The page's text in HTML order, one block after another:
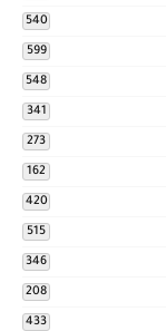
540
599
548
341
273
162
420
515
346
208
433